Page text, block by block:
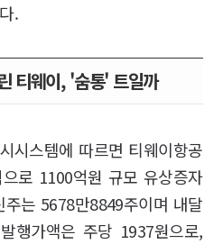
.
티웨이, '숨통' 트일까
시스템에 따르면 티웨이항공
로 1100억원 규모 유상증자
는 5678만8849주이며 내달
행가액은 주당 1937원으로,